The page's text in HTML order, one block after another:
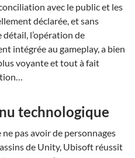
avec le public et les
déclarée, et sans
l’opération de
intégrée au gameplay, a bien
voyante et tout à fait
technologique
pas avoir de personnages
de Unity, Ubisoft réussit